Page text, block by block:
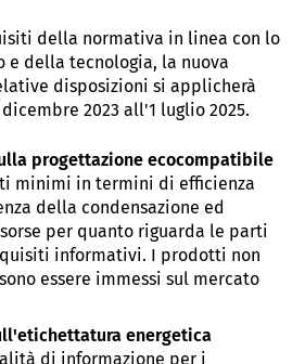
della normativa in linea con lo
e della tecnologia, la nuova
disposizioni si applicherà
2023 all'1 luglio 2025.
progettazione ecocompatibile
minimi in termini di efficienza
della condensazione ed
per quanto riguarda le parti
informativi. I prodotti non
essere immessi sul mercato
energetica
di informazione per i